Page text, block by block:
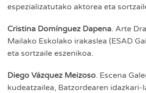
espezializatutako aktorea eta
Cristina Domínguez Dapena. Arte
Mailako Eskolako irakaslea (ESAD
eta sortzaile eszenikoa.
Diego Vázquez Meizoso. Escena
kudeatzailea, Batzordearen idazkari-